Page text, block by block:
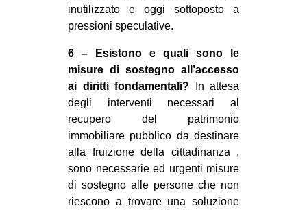
inutilizzato e oggi sottoposto a
pressioni speculative.
6 – Esistono e quali sono le
misure di sostegno all’accesso
ai diritti fondamentali?
In attesa
degli interventi necessari al
recupero del patrimonio
immobiliare pubblico da destinare
alla fruizione della cittadinanza ,
sono necessarie ed urgenti misure
di sostegno alle persone che non
riescono a trovare una soluzione